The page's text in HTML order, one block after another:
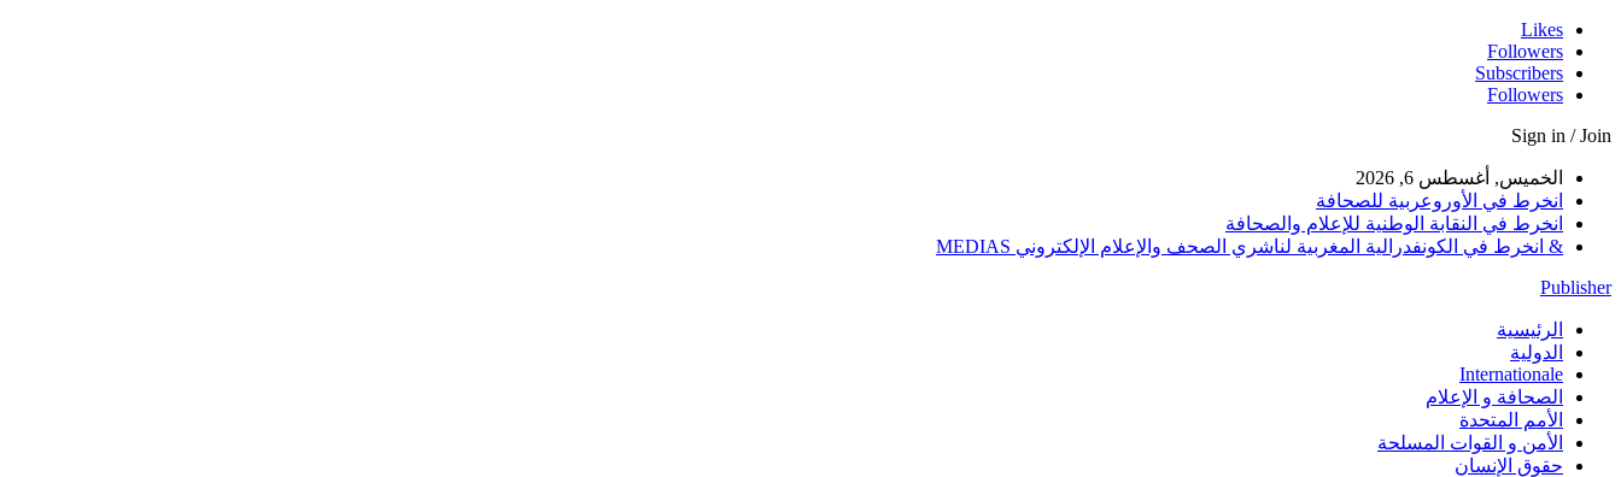
Likes
Followers
Subscribers
Followers
Sign in / Join
الخميس, أغسطس 6, 2026
انخرط في الأوروعربية للصحافة
انخرط في النقابة الوطنية للإعلام والصحافة
& انخرط في الكونفدرالية المغربية لناشري الصحف والإعلام الإلكتروني MEDIAS
Publisher
الرئيسية
الدولية
Internationale
الصحافة و الإعلام
الأمم المتحدة
الأمن و القوات المسلحة
حقوق الإنسان